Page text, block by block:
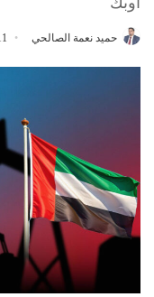
حميد نعمة الصالحي